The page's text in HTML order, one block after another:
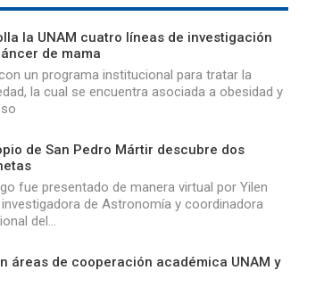
la UNAM cuatro líneas de investigación
de mama
un programa institucional para tratar la
la cual se encuentra asociada a obesidad y
de San Pedro Mártir descubre dos
fue presentado de manera virtual por Yilen
de Astronomía y coordinadora
del…
áreas de cooperación académica UNAM y